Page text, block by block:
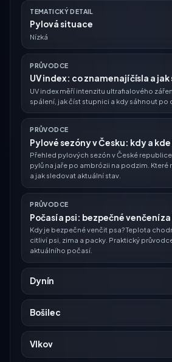
TEMATICKÝ DETAIL
Pylová situace
Nízká
PRŮVODCE
UV index: co znamenají čísla a
UV index měří intenzitu ultrafialového
spálení, jak číst stupnici a kdy sáhnout po
PRŮVODCE
Pylové sezóny v Česku: kdy a
Přehled pylových sezón v České
pylů na jaře po ambrózii na podzim. Které
a jak sledovat aktuální stav.
PRŮVODCE
Počasí a psi: bezpečné venčení
Kdy je bezpečné venčit psa? Teplota
citliví psi, zima a packy. Praktický
aktuálního počasí.
Dynín
Bošilec
Vlkov